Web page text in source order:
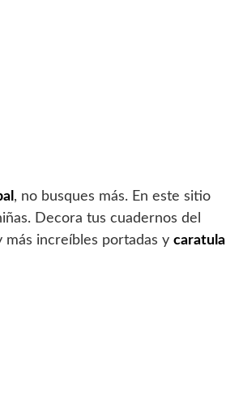
, no busques más. En este sitio
Decora tus cuadernos del
más increíbles portadas y caratula